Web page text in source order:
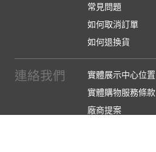
常見問題
如何取消訂單
如何退換貨
連絡我們
實體展示中心位置
實體購物服務條款
廠商提案